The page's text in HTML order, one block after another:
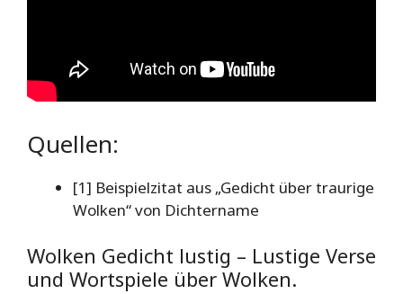
Quellen:
[1] Beispielzitat aus „Gedicht über traurige
Wolken“ von Dichtername
Wolken Gedicht lustig – Lustige Verse
und Wortspiele über Wolken.